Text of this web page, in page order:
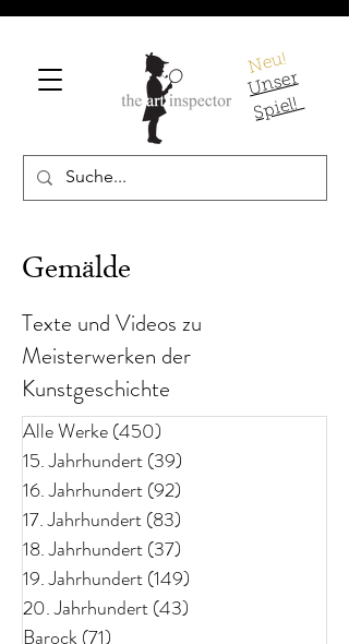
Neu!
U
ns
er
S
pi
el!
Gemälde
Texte und Videos zu
Meisterwerken der
Kunstgeschichte
Alle Werke(450)
15. Jahrhundert(39)
16. Jahrhundert(92)
17. Jahrhundert(83)
18. Jahrhundert(37)
19. Jahrhundert(149)
20. Jahrhundert(43)
Barock(71)